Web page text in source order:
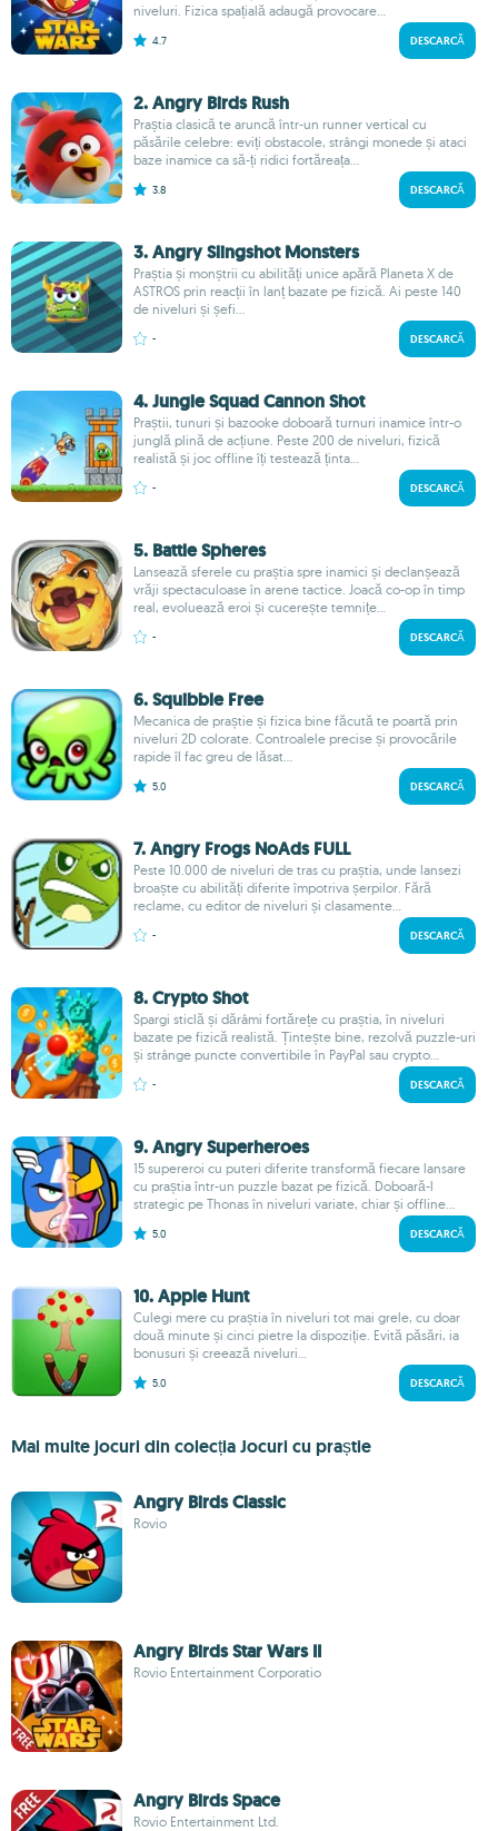
niveluri. Fizica spațială adaugă provocare...
4.7 DESCARCĂ
2. Angry Birds Rush
Praștia clasică te aruncă într-un runner vertical cu
păsările celebre: eviți obstacole, strângi monede și ataci
baze inamice ca să-ți ridici fortăreața...
3.8 DESCARCĂ
3. Angry Slingshot Monsters
Praștia și monștrii cu abilități unice apără Planeta X de
ASTROS prin reacții în lanț bazate pe fizică. Ai peste 140
de niveluri și șefi...
- DESCARCĂ
4. Jungle Squad Cannon Shot
Praștii, tunuri și bazooke doboară turnuri inamice într-o
junglă plină de acțiune. Peste 200 de niveluri, fizică
realistă și joc offline îți testează ținta...
- DESCARCĂ
5. Battle Spheres
Lansează sferele cu praștia spre inamici și declanșează
vrăji spectaculoase în arene tactice. Joacă co-op în timp
real, evoluează eroi și cucerește temnițe...
- DESCARCĂ
6. Squibble Free
Mecanica de praștie și fizica bine făcută te poartă prin
niveluri 2D colorate. Controalele precise și provocările
rapide îl fac greu de lăsat...
5.0 DESCARCĂ
7. Angry Frogs NoAds FULL
Peste 10.000 de niveluri de tras cu praștia, unde lansezi
broaște cu abilități diferite împotriva șerpilor. Fără
reclame, cu editor de niveluri și clasamente...
- DESCARCĂ
8. Crypto Shot
Spargi sticlă și dărâmi fortărețe cu praștia, în niveluri
bazate pe fizică realistă. Țintește bine, rezolvă puzzle-uri
și strânge puncte convertibile în PayPal sau crypto...
- DESCARCĂ
9. Angry Superheroes
15 supereroi cu puteri diferite transformă fiecare lansare
cu praștia într-un puzzle bazat pe fizică. Doboară-l
strategic pe Thonas în niveluri variate, chiar și offline...
5.0 DESCARCĂ
10. Apple Hunt
Culegi mere cu praștia în niveluri tot mai grele, cu doar
două minute și cinci pietre la dispoziție. Evită păsări, ia
bonusuri și creează niveluri...
5.0 DESCARCĂ
Mai multe jocuri din colecția Jocuri cu praștie
Angry Birds Classic
Rovio
Angry Birds Star Wars II
Rovio Entertainment Corporatio
Angry Birds Space
Rovio Entertainment Ltd.